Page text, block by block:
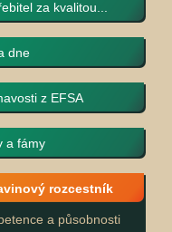
za kvalitou...
dne
z EFSA
a fámy
rozcestník
a působnosti